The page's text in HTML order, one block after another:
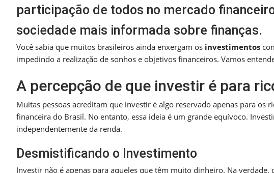
participação de todos no mercado
sociedade mais informada sobre finanças.
Você sabia que muitos brasileiros ainda enxergam os investimentos
impedindo a realização de sonhos e objetivos financeiros. Vamos
A percepção de que investir é para
Muitas pessoas acreditam que investir é algo reservado apenas para os
financeira do Brasil. No entanto, essa ideia é um grande equívoco.
independentemente da renda.
Desmistificando o Investimento
Investir não é apenas para aqueles que têm muito dinheiro. Na